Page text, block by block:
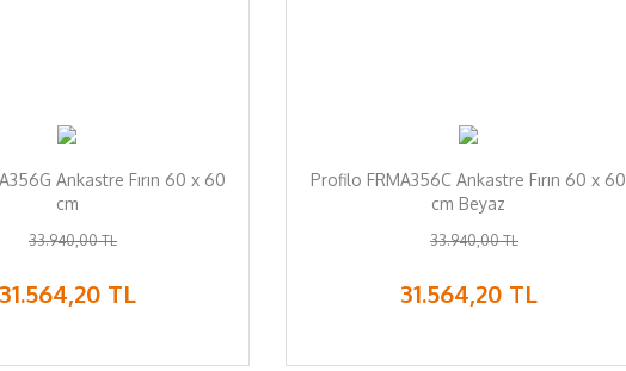
Ankastre Fırın 60 x 60
cm
33.940,00 TL
TL
Profilo FRMA356C Ankastre Fırın 60 x 60
cm Beyaz
33.940,00 TL
31.564,20 TL